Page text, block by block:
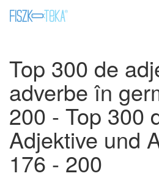
Top 300 de
adverbe în
200 - Top 300
Adjektive und
176 - 200